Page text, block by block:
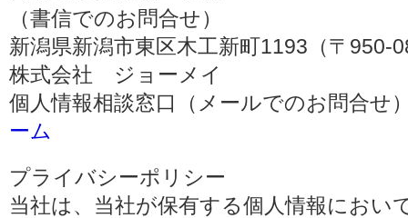
（書信でのお問合せ）
新潟県新潟市東区木工新町1193（〒950-
株式会社 ジョーメイ
個人情報相談窓口（メールでのお問合せ
ーム
プライバシーポリシー
当社は、当社が保有する個人情報におい